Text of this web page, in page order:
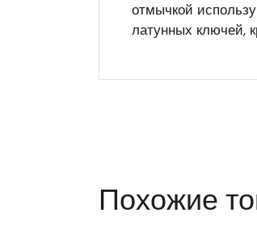
отмычкой
латунных ключей,
Похожие